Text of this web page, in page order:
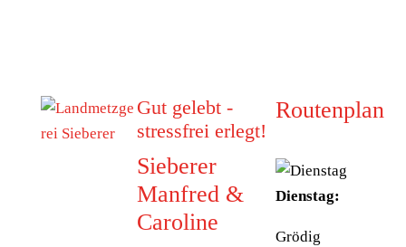
Gut gelebt -
stressfrei erlegt!
Sieberer
Manfred &
Caroline
Routenplan
Dienstag:
Grödig